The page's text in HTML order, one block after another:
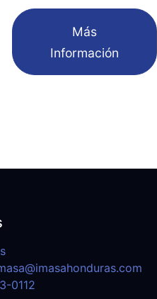
​Más
Información
0112